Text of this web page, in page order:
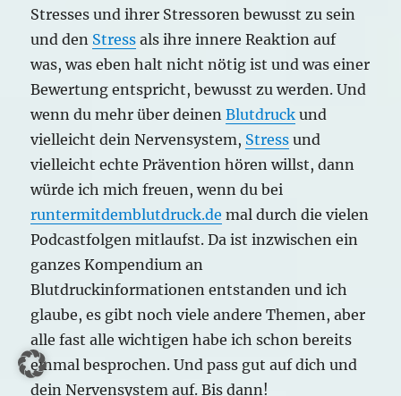
Stresses und ihrer Stressoren bewusst zu sein
und den Stress als ihre innere Reaktion auf
was, was eben halt nicht nötig ist und was einer
Bewertung entspricht, bewusst zu werden. Und
wenn du mehr über deinenBlutdruck und
vielleicht dein Nervensystem, Stress und
vielleicht echte Prävention hören willst, dann
würde ich mich freuen, wenn du bei
runtermitdemblutdruck.de mal durch die vielen
Podcastfolgen mitlaufst. Da ist inzwischen ein
ganzes Kompendium an
Blutdruckinformationen entstanden und ich
glaube, es gibt noch viele andere Themen, aber
alle fast alle wichtigen habe ich schon bereits
einmal besprochen. Und pass gut auf dich und
dein Nervensystem auf. Bis dann!